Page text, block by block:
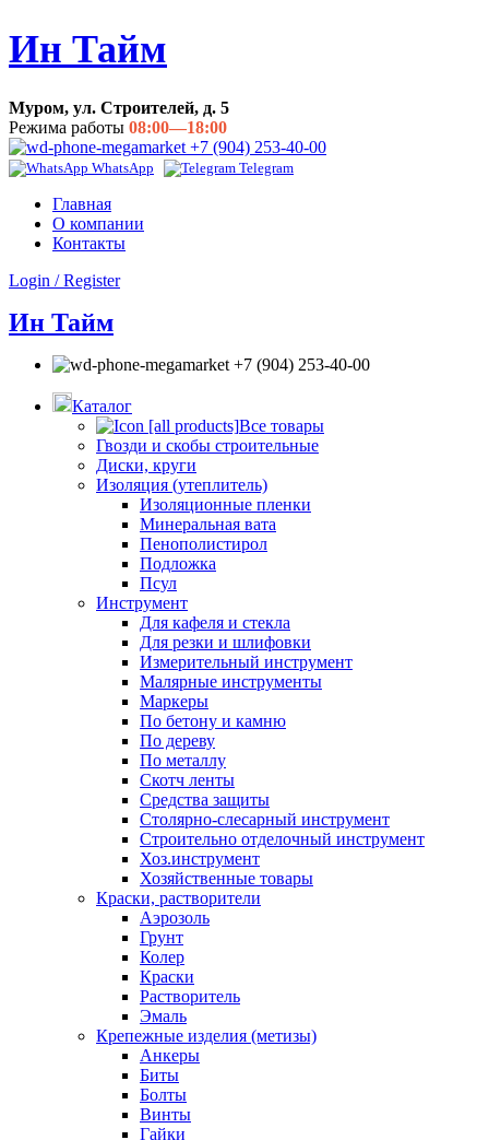
Ин Тайм
Муром, ул. Строителей, д. 5
Режима работы 08:00—18:00
+7 (904) 253-40-00
WhatsApp Telegram
Главная
О компании
Контакты
Login / Register
Ин Тайм
+7 (904) 253-40-00
Каталог
Все товары
Гвозди и скобы строительные
Диски, круги
Изоляция (утеплитель)
Изоляционные пленки
Минеральная вата
Пенополистирол
Подложка
Псул
Инструмент
Для кафеля и стекла
Для резки и шлифовки
Измерительный инструмент
Малярные инструменты
Маркеры
По бетону и камню
По дереву
По металлу
Скотч ленты
Средства защиты
Столярно-слесарный инструмент
Строительно отделочный инструмент
Хоз.инструмент
Хозяйственные товары
Краски, растворители
Аэрозоль
Грунт
Колер
Краски
Растворитель
Эмаль
Крепежные изделия (метизы)
Анкеры
Биты
Болты
Винты
Гайки